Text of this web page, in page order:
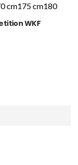
cm175 cm180
WKF